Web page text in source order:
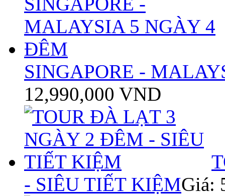
SINGAPORE -
12,990,000 VND
- SIÊU TIẾT KIỆMGiá: